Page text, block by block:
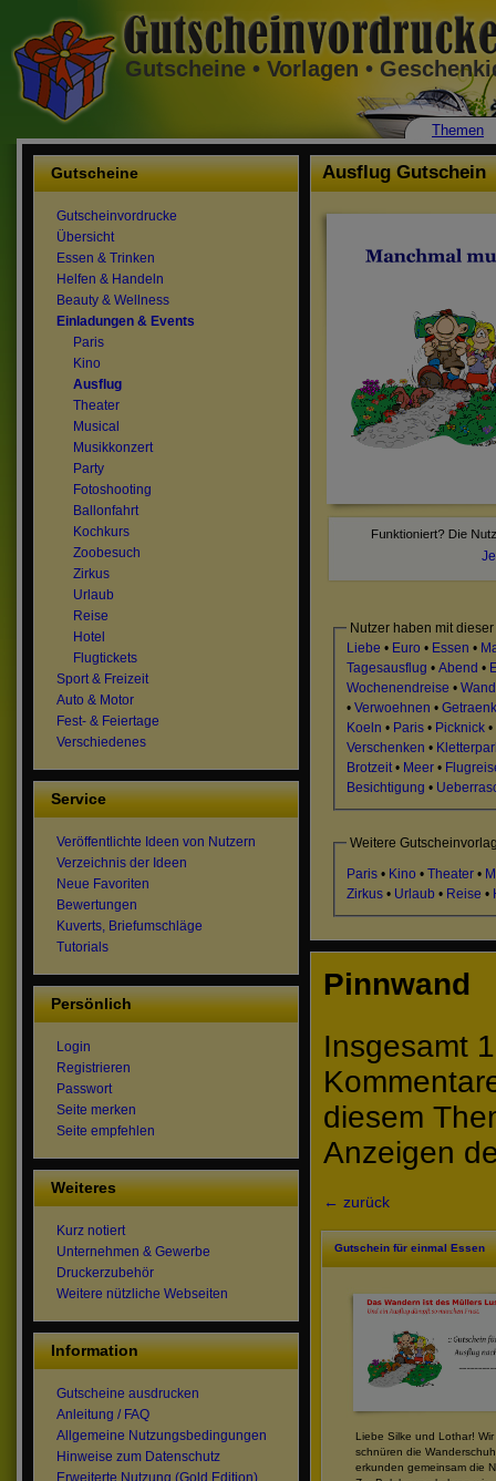
Gutscheine • Vorlagen •
Ausflug Gutschein
Nutzer haben mit
Liebe • Euro • Essen •
Tagesausflug • Abend •
Wochenendreise •
• Verwoehnen • Getraenk
Koeln • Paris • Picknick •
Verschenken •
Brotzeit• Meer •
Besichtigung •
Weitere
Paris • Kino • Theater •
Zirkus • Urlaub • Reise •
Pinnwand
Insgesamt
diesem
Anzeigen
← zurück
Gutschein für einmal Essen
Liebe Silke und Lothar! Wir
schnüren die
erkunden gemeinsam die
Gutscheine
Gutscheinvordrucke
Übersicht
Essen & Trinken
Helfen & Handeln
Beauty & Wellness
Einladungen & Events
Paris
Kino
Ausflug
Theater
Musical
Musikkonzert
Party
Fotoshooting
Ballonfahrt
Kochkurs
Zoobesuch
Zirkus
Urlaub
Reise
Hotel
Flugtickets
Sport & Freizeit
Auto & Motor
Fest- & Feiertage
Verschiedenes
Service
Veröffentlichte Ideen von Nutzern
Verzeichnis der Ideen
Neue Favoriten
Bewertungen
Kuverts, Briefumschläge
Tutorials
Persönlich
Login
Registrieren
Passwort
Seite merken
Seite empfehlen
Weiteres
Kurz notiert
Unternehmen & Gewerbe
Druckerzubehör
Weitere nützliche Webseiten
Information
Gutscheine ausdrucken
Anleitung / FAQ
Allgemeine Nutzungsbedingungen
Hinweise zum Datenschutz
Erweiterte Nutzung (Gold Edition)
Themen